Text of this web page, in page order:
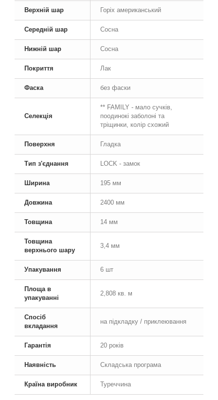
Верхній шар Горіх американський
Середній шар Сосна
Нижній шар Сосна
Покриття Лак
Фаска без фаски
Селекція
** FAMILY - мало сучків,
поодинокі заболоні та
тріщинки, колір схожий
Поверхня Гладка
Тип з'єднання LOCK - замок
Ширина 195 мм
Довжина 2400 мм
Товщина 14 мм
Товщина
верхнього шару
3,4 мм
Упакування 6 шт
Площа в
упакуванні
2,808 кв. м
Спосіб
вкладання
на підкладку / приклеювання
Гарантія 20 років
Наявність Складська програма
Країна виробник Туреччина